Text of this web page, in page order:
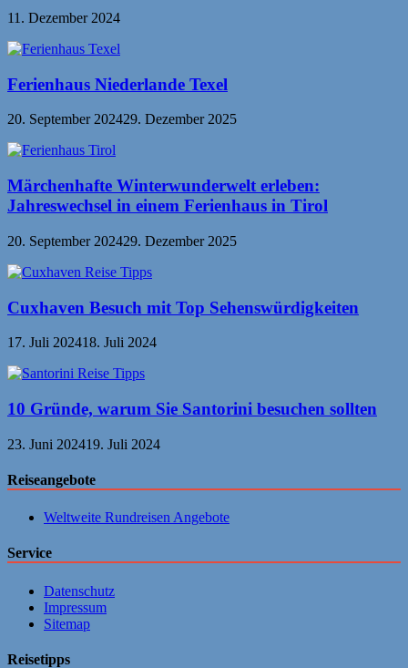
11. Dezember 2024
Ferienhaus Niederlande Texel
20. September 202429. Dezember 2025
Märchenhafte Winterwunderwelt erleben:
Jahreswechsel in einem Ferienhaus in Tirol
20. September 202429. Dezember 2025
Cuxhaven Besuch mit Top Sehenswürdigkeiten
17. Juli 202418. Juli 2024
10 Gründe, warum Sie Santorini besuchen sollten
23. Juni 202419. Juli 2024
Reiseangebote
Weltweite Rundreisen Angebote
Service
Datenschutz
Impressum
Sitemap
Reisetipps